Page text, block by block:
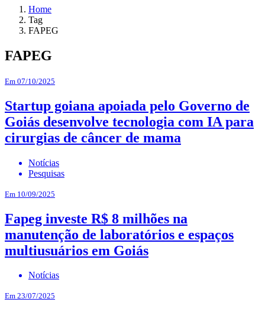
Home
Tag
FAPEG
FAPEG
Em 07/10/2025
Startup goiana apoiada pelo Governo de
Goiás desenvolve tecnologia com IA para
cirurgias de câncer de mama
Notícias
Pesquisas
Em 10/09/2025
Fapeg investe R$ 8 milhões na
manutenção de laboratórios e espaços
multiusuários em Goiás
Notícias
Em 23/07/2025